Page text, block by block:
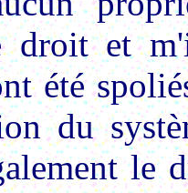
droit et
été
du
le